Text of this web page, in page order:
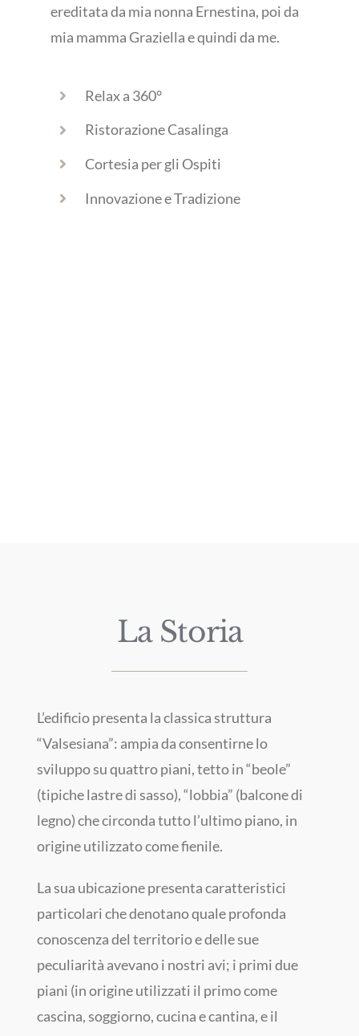
ereditata da mia nonna Ernestina, poi da
mia mamma Graziella e quindi da me.
Relax a 360°
Ristorazione Casalinga
Cortesia per gli Ospiti
Innovazione e Tradizione
La Storia
L’edificio presenta la classica struttura
“Valsesiana”: ampia da consentirne lo
sviluppo su quattro piani, tetto in “beole”
(tipiche lastre di sasso), “lobbia” (balcone di
legno) che circonda tutto l’ultimo piano, in
origine utilizzato come fienile.
La sua ubicazione presenta caratteristici
particolari che denotano quale profonda
conoscenza del territorio e delle sue
peculiarità avevano i nostri avi; i primi due
piani (in origine utilizzati il primo come
cascina, soggiorno, cucina e cantina, e il